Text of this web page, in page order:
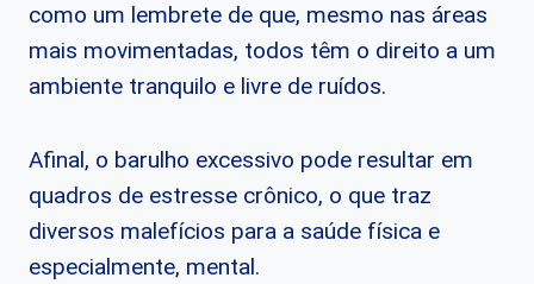
como um lembrete de que, mesmo nas áreas
mais movimentadas, todos têm o direito a um
ambiente tranquilo e livre de ruídos.
Afinal, o barulho excessivo pode resultar em
quadros de estresse crônico, o que traz
diversos malefícios para a saúde física e
especialmente, mental.